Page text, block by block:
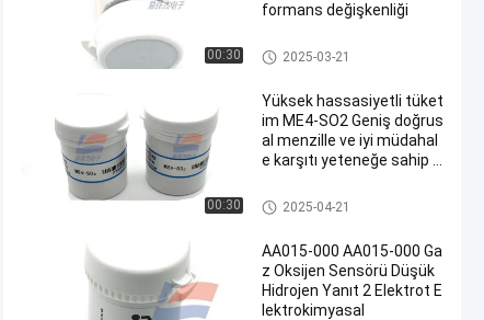
00:30
formans değişkenliği
Gaz Sensörü
2025-03-21
00:30
Yüksek hassasiyetli tüket
im ME4-SO2 Geniş doğrus
al menzille ve iyi müdahal
e karşıtı yeteneğe sahip k
Gaz Sensörü
2025-04-21
AA015-000 AA015-000 Ga
z Oksijen Sensörü Düşük
Hidrojen Yanıt 2 Elektrot E
lektrokimyasal